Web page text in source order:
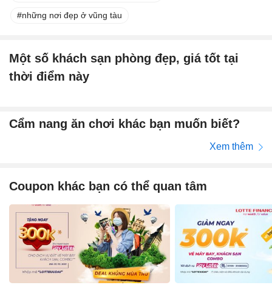
những nơi đẹp ở vũng tàu
Một số khách sạn phòng đẹp, giá tốt tại
thời điểm này
Cẩm nang ăn chơi khác bạn muốn biết?
Xem thêm
Coupon khác bạn có thể quan tâm